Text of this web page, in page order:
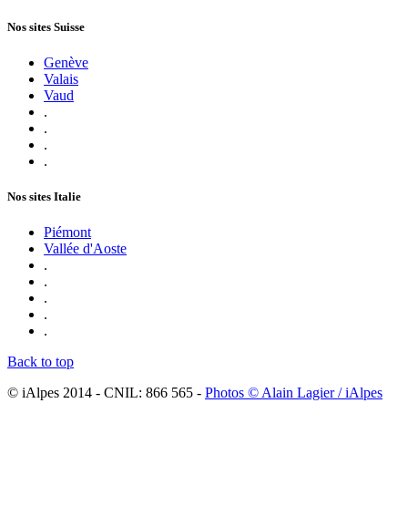
Nos sites Suisse
Genève
Valais
Vaud
.
.
.
.
Nos sites Italie
Piémont
Vallée d'Aoste
.
.
.
.
.
Back to top
© iAlpes 2014 - CNIL: 866 565 - Photos © Alain Lagier / iAlpes